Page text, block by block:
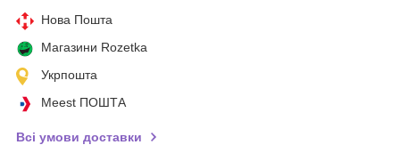
Нова Пошта
Магазини Rozetka
Укрпошта
Meest ПОШТА
Всі умови доставки